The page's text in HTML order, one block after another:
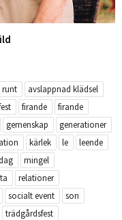
runt
avslappnad klädsel
firande
firande
gemenskap
generationer
kärlek le
leende
mingel
relationer
socialt event
son
trädgårdsfest